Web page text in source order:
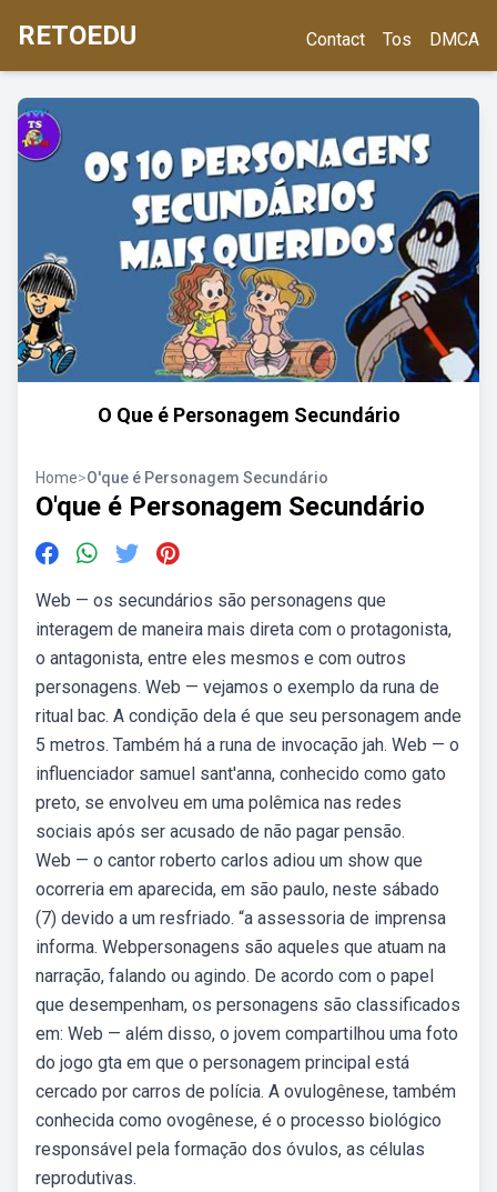
RETOEDU Contact Tos DMCA
O Que é Personagem Secundário
Home>O'que é Personagem Secundário
O'que é Personagem Secundário
Web — os secundários são personagens que
interagem de maneira mais direta com o protagonista,
o antagonista, entre eles mesmos e com outros
personagens. Web — vejamos o exemplo da runa de
ritual bac. A condição dela é que seu personagem ande
5 metros. Também há a runa de invocação jah. Web — o
influenciador samuel sant'anna, conhecido como gato
preto, se envolveu em uma polêmica nas redes
sociais após ser acusado de não pagar pensão.
Web — o cantor roberto carlos adiou um show que
ocorreria em aparecida, em são paulo, neste sábado
(7) devido a um resfriado. “a assessoria de imprensa
informa. Webpersonagens são aqueles que atuam na
narração, falando ou agindo. De acordo com o papel
que desempenham, os personagens são classificados
em: Web — além disso, o jovem compartilhou uma foto
do jogo gta em que o personagem principal está
cercado por carros de polícia. A ovulogênese, também
conhecida como ovogênese, é o processo biológico
responsável pela formação dos óvulos, as células
reprodutivas.